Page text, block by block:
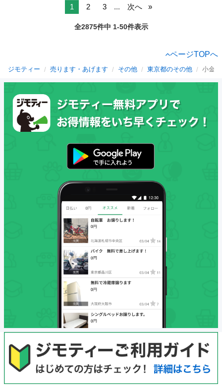
1 2 3 ... 次へ
全2875件中 1-50件表示
ページTOPへ
ジモティー 売ります・あげます その他 東京都のその他 小金